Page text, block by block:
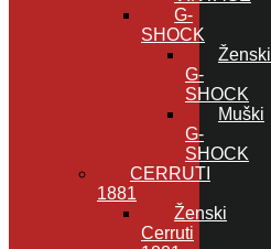
G-
SHOCK
Ženski
G-
SHOCK
Muški
G-
SHOCK
CERRUTI
1881
Ženski
Cerruti